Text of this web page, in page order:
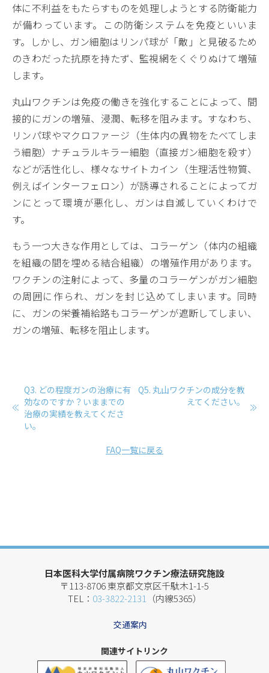
体に不利益をもたらすものを処理しようとする防衛能力
が備わっています。この防衛システムを免疫といいま
す。しかし、ガン細胞はリンパ球が「敵」と見破るため
のきわだった抗原を持たず、監視網をくぐりぬけて増殖
します。
丸山ワクチンは免疫の働きを強化することによって、間
接的にガンの増殖、浸潤、転移を阻みます。すなわち、
リンパ球やマクロファージ（生体内の異物をたべてしま
う細胞）ナチュラルキラー細胞（直接ガン細胞を殺す）
などが活性化し、様々なサイトカイン（生理活性物質、
例えばインターフェロン）が誘導されることによってガ
ンにとって環境が悪化し、ガンは自滅していくわけで
す。
もう一つ大きな作用としては、コラーゲン（体内の組織
を組織の間を埋める結合組織）の増殖作用があります。
ワクチンの注射によって、多量のコラーゲンがガン細胞
の周囲に作られ、ガンを封じ込めてしまいます。同時
に、ガンの栄養補給路もコラーゲンが遮断してしまい、
ガンの増殖、転移を阻止します。
Q3. どの程度ガンの治療に有
効なのですか？いままでの
治療の実績を教えてくださ
い。
Q5. 丸山ワクチンの成分を教
えてください。
FAQ一覧に戻る
日本医科大学付属病院ワクチン療法研究施設
〒113-8706 東京都文京区千駄木1-1-5
TEL： 03-3822-2131（内線5365）
交通案内
関連サイトリンク